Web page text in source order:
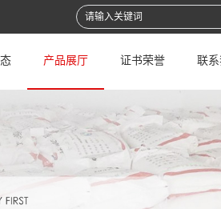
产品展厅 证书荣誉 联系